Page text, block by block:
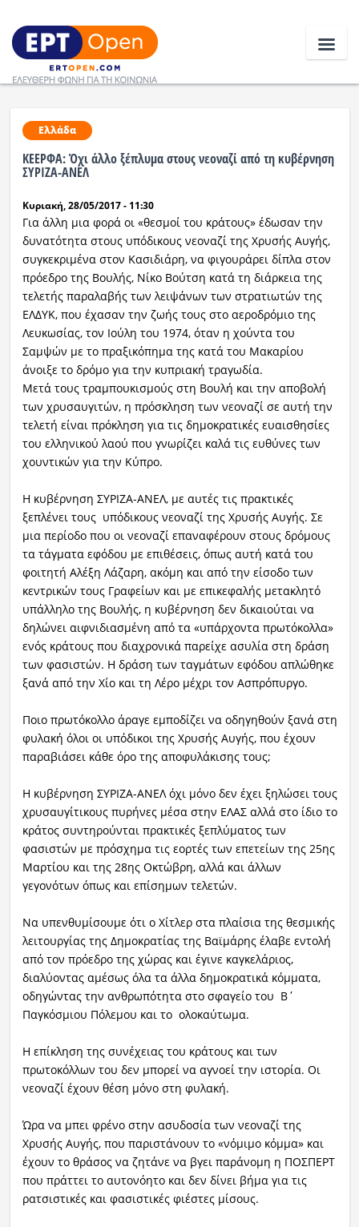
Ειδήσεις
Ελλάδα
Κοινωνία
Πολιτική
Οικονομία
Αθλητικά
Κόσμος
Ραδιόφωνο
Εκπομπές
Πολιτισμός
Ελλάδα
ΚΕΕΡΦΑ: Όχι άλλο ξέπλυμα στους νεοναζί από τη κυβέρνηση
ΣΥΡΙΖΑ-ΑΝΕΛ
Κυριακή, 28/05/2017 - 11:30
Για άλλη μια φορά οι «θεσμοί του κράτους» έδωσαν την
δυνατότητα στους υπόδικους νεοναζί της Χρυσής Αυγής,
συγκεκριμένα στον Κασιδιάρη, να φιγουράρει δίπλα στον
πρόεδρο της Βουλής, Νίκο Βούτση κατά τη διάρκεια της
τελετής παραλαβής των λειψάνων των στρατιωτών της
ΕΛΔΥΚ, που έχασαν την ζωής τους στο αεροδρόμιο της
Λευκωσίας, τον Ιούλη του 1974, όταν η χούντα του
Σαμψών με το πραξικόπημα της κατά του Μακαρίου
άνοιξε το δρόμο για την κυπριακή τραγωδία.
Μετά τους τραμπουκισμούς στη Βουλή και την αποβολή
των χρυσαυγιτών, η πρόσκληση των νεοναζί σε αυτή την
τελετή είναι πρόκληση για τις δημοκρατικές ευαισθησίες
του ελληνικού λαού που γνωρίζει καλά τις ευθύνες των
χουντικών για την Κύπρο.
Η κυβέρνηση ΣΥΡΙΖΑ-ΑΝΕΛ, με αυτές τις πρακτικές
ξεπλένει τους υπόδικους νεοναζί της Χρυσής Αυγής. Σε
μια περίοδο που οι νεοναζί επαναφέρουν στους δρόμους
τα τάγματα εφόδου με επιθέσεις, όπως αυτή κατά του
φοιτητή Αλέξη Λάζαρη, ακόμη και από την είσοδο των
κεντρικών τους Γραφείων και με επικεφαλής μετακλητό
υπάλληλο της Βουλής, η κυβέρνηση δεν δικαιούται να
δηλώνει αιφνιδιασμένη από τα «υπάρχοντα πρωτόκολλα»
ενός κράτους που διαχρονικά παρείχε ασυλία στη δράση
των φασιστών. Η δράση των ταγμάτων εφόδου απλώθηκε
ξανά από την Χίο και τη Λέρο μέχρι τον Ασπρόπυργο.
Ποιο πρωτόκολλο άραγε εμποδίζει να οδηγηθούν ξανά στη
φυλακή όλοι οι υπόδικοι της Χρυσής Αυγής, που έχουν
παραβιάσει κάθε όρο της αποφυλάκισης τους;
Η κυβέρνηση ΣΥΡΙΖΑ-ΑΝΕΛ όχι μόνο δεν έχει ξηλώσει τους
χρυσαυγίτικους πυρήνες μέσα στην ΕΛΑΣ αλλά στο ίδιο το
κράτος συντηρούνται πρακτικές ξεπλύματος των
φασιστών με πρόσχημα τις εορτές των επετείων της 25ης
Μαρτίου και της 28ης Οκτώβρη, αλλά και άλλων
γεγονότων όπως και επίσημων τελετών.
Να υπενθυμίσουμε ότι ο Χίτλερ στα πλαίσια της θεσμικής
λειτουργίας της Δημοκρατίας της Βαϊμάρης έλαβε εντολή
από τον πρόεδρο της χώρας και έγινε καγκελάριος,
διαλύοντας αμέσως όλα τα άλλα δημοκρατικά κόμματα,
οδηγώντας την ανθρωπότητα στο σφαγείο του Β΄
Παγκόσμιου Πόλεμου και το ολοκαύτωμα.
Η επίκληση της συνέχειας του κράτους και των
πρωτοκόλλων του δεν μπορεί να αγνοεί την ιστορία. Οι
νεοναζί έχουν θέση μόνο στη φυλακή.
Ώρα να μπει φρένο στην ασυδοσία των νεοναζί της
Χρυσής Αυγής, που παριστάνουν το «νόμιμο κόμμα» και
έχουν το θράσος να ζητάνε να βγει παράνομη η ΠΟΣΠΕΡΤ
που πράττει το αυτονόητο και δεν δίνει βήμα για τις
ρατσιστικές και φασιστικές φιέστες μίσους.